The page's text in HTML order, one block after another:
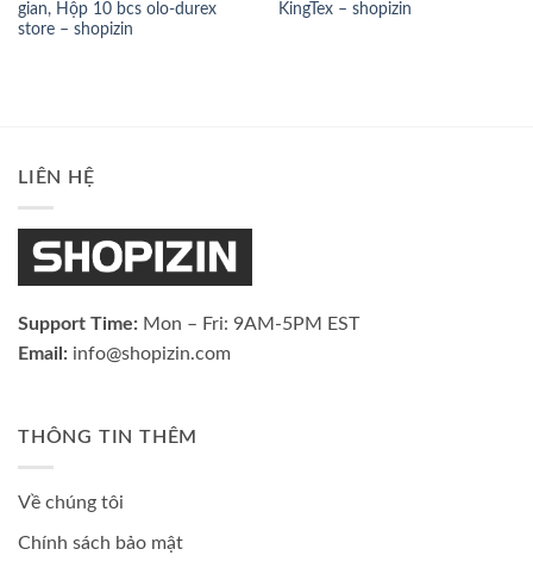
gian, Hộp 10 bcs olo-durex
store – shopizin
KingTex – shopizin
LIÊN HỆ
Support Time: Mon – Fri: 9AM-5PM EST
Email: info@shopizin.com
THÔNG TIN THÊM
Về chúng tôi
Chính sách bảo mật